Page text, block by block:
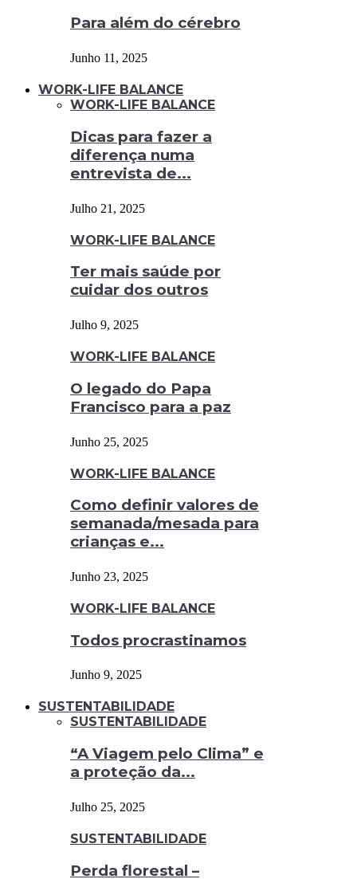
Para além do cérebro
Junho 11, 2025
WORK-LIFE BALANCE
WORK-LIFE BALANCE
Dicas para fazer a
diferença numa
entrevista de...
Julho 21, 2025
WORK-LIFE BALANCE
Ter mais saúde por
cuidar dos outros
Julho 9, 2025
WORK-LIFE BALANCE
O legado do Papa
Francisco para a paz
Junho 25, 2025
WORK-LIFE BALANCE
Como definir valores de
semanada/mesada para
crianças e...
Junho 23, 2025
WORK-LIFE BALANCE
Todos procrastinamos
Junho 9, 2025
SUSTENTABILIDADE
SUSTENTABILIDADE
“A Viagem pelo Clima” e
a proteção da...
Julho 25, 2025
SUSTENTABILIDADE
Perda florestal –